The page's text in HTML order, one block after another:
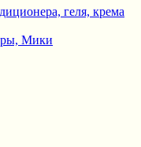
геля, крема
Мики